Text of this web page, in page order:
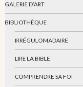
GALERIE D’ART
BIBLIOTHÈQUE
IRRÉGULOMADAIRE
LIRE LA BIBLE
COMPRENDRE SA FOI